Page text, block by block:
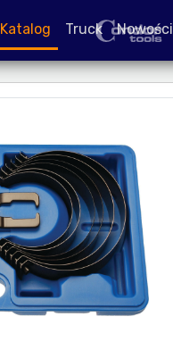
Katalog Truck Nowości